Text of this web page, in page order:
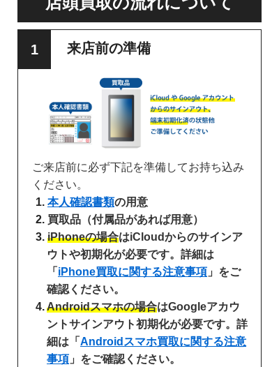
来店前の準備
ご来店前に必ず下記を準備してお持ち込み
ください。
本人確認書類の用意
買取品（付属品があれば用意）
iPhoneの場合はiCloudからのサインア
ウトや初期化が必要です。詳細は
「 iPhone買取に関する注意事項 」をご
確認ください。
Androidスマホの場合はGoogleアカウ
ントサインアウト初期化が必要です。詳
細は「 Androidスマホ買取に関する注意
事項 」をご確認ください。